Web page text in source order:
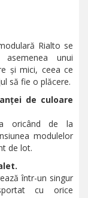
Rialto se
unui
și mici, ceea ce
să fie o plăcere.
de culoare
oricând de la
modulelor
de lot.
într-un singur
cu orice